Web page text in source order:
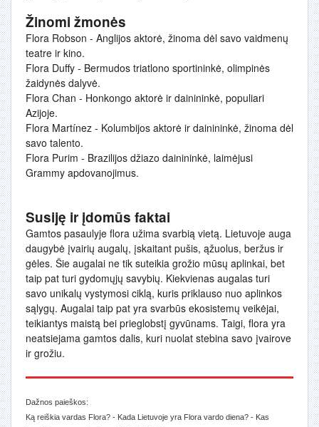
Žinomi žmonės
Flora Robson - Anglijos aktorė, žinoma dėl savo vaidmenų
teatre ir kino.
Flora Duffy - Bermudos triatlono sportininkė, olimpinės
žaidynės dalyvė.
Flora Chan - Honkongo aktorė ir dainininkė, populiari
Azijoje.
Flora Martínez - Kolumbijos aktorė ir dainininkė, žinoma dėl
savo talento.
Flora Purim - Brazilijos džiazo dainininkė, laimėjusi
Grammy apdovanojimus.
Susiję ir įdomūs faktai
Gamtos pasaulyje flora užima svarbią vietą. Lietuvoje auga
daugybė įvairių augalų, įskaitant pušis, ąžuolus, beržus ir
gėles. Šie augalai ne tik suteikia grožio mūsų aplinkai, bet
taip pat turi gydomųjų savybių. Kiekvienas augalas turi
savo unikalų vystymosi ciklą, kuris priklauso nuo aplinkos
sąlygų. Augalai taip pat yra svarbūs ekosistemų veikėjai,
teikiantys maistą bei prieglobstį gyvūnams. Taigi, flora yra
neatsiejama gamtos dalis, kuri nuolat stebina savo įvairove
ir grožiu.
Dažnos paieškos:
Ką reiškia vardas Flora? - Kada Lietuvoje yra Flora vardo diena? - Kas